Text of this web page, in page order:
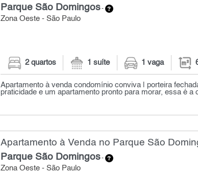
Parque São Domingos-
Zona Oeste - São Paulo
2 quartos 1 suíte 1 vaga
Apartamento à venda condomínio conviva | porteira
praticidade e um apartamento pronto para morar, essa é a
Apartamento à Venda no Parque São
Parque São Domingos-
Zona Oeste - São Paulo